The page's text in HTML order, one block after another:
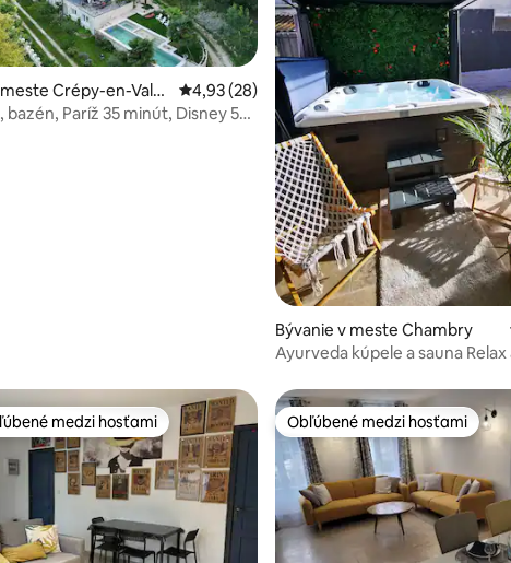
4,93 z 5, počet hodnotení: 73
Crépy-en-Valoi
Priemerné ohodnotenie 4,93 z 5, počet
4,93 (28)
bazén, Paríž 35 minút, Disney 50
Bývanie v meste Chambry
Ayurveda kúpele
medzi hosťami
medzi hosťami Obľúbené medzi hosťami
Obľúbené medzi hosťami